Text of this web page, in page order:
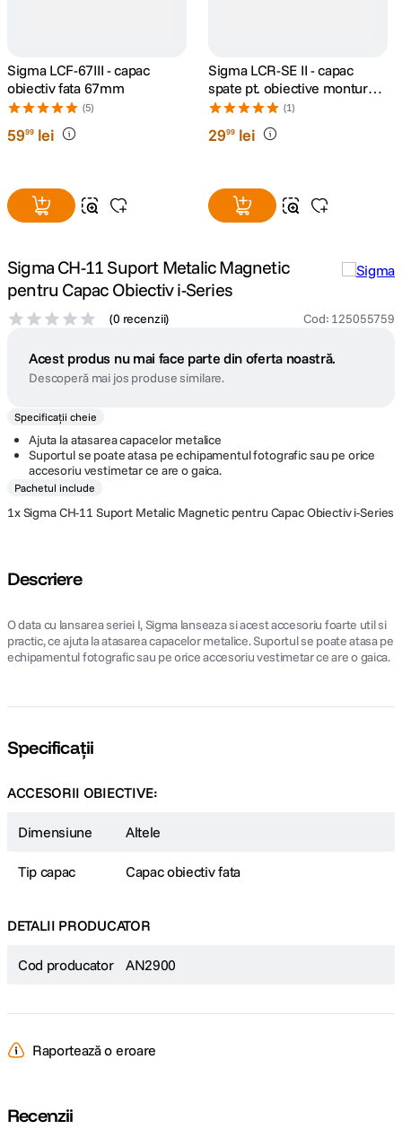
9 . dji osmo
10. insta 360
Sigma LCF-67III - capac
obiectiv fata 67mm
(5)
5999 lei
Sigma LCR-SE II - capac
spate pt. obiective montura
Sony E
(1)
2999 lei
Sigma CH-11 Suport Metalic Magnetic
pentru Capac Obiectiv i-Series
(0 recenzii) Cod: 125055759
Acest produs nu mai face parte din oferta noastră.
Descoperă mai jos produse similare.
Specificații cheie
Ajuta la atasarea capacelor metalice
Suportul se poate atasa pe echipamentul fotografic sau pe orice
accesoriu vestimetar ce are o gaica.
Pachetul include
1x Sigma CH-11 Suport Metalic Magnetic pentru Capac Obiectiv i-Series
Descriere
O data cu lansarea seriei I, Sigma lanseaza si acest accesoriu foarte util si
practic, ce ajuta la atasarea capacelor metalice. Suportul se poate atasa pe
echipamentul fotografic sau pe orice accesoriu vestimetar ce are o gaica.
Specificații
ACCESORII OBIECTIVE:
Dimensiune Altele
Tip capac Capac obiectiv fata
DETALII PRODUCATOR
Cod producator AN2900
Raportează o eroare
Recenzii